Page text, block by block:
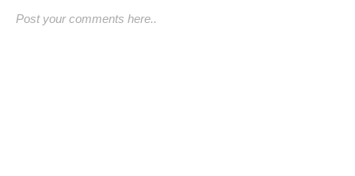
Post your comments here..